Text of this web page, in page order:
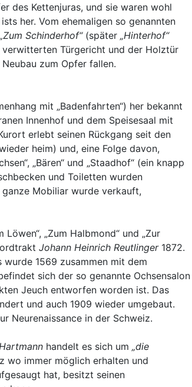
des Kettenjuras, und sie waren wohl
her. Vom ehemaligen so genannten
„Zum Schinderhof“(später „Hinterhof“
Türgericht und der Holztür
zum Opfer fallen.
mit „Badenfahrten“) her bekannt
Innenhof und dem Speisesaal mit
erlebt seinen Rückgang seit den
heim) und, eine Folge davon,
„Bären“ und „Staadhof“ (ein knapp
und Toiletten wurden
ganze Mobiliar wurde verkauft,
„Zum Halbmond“ und „Zur
Johann Heinrich Reutlinger 1872.
1569 zusammen mit dem
sich der so genannte Ochsensalon
Jeuch entworfen worden ist. Das
und auch 1909 wieder umgebaut.
Neurenaissance in der Schweiz.
handelt es sich um „die
wo immer möglich erhalten und
hat, besitzt seinen